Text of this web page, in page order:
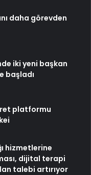
daha görevden
iki yeni başkan
başladı
platformu
hizmetlerine
dijital terapi
talebi artırıyor